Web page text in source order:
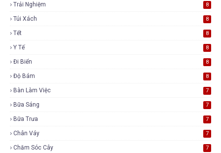
Trải Nghiệm 8
Túi Xách 8
Tết 8
Y Tế 8
Đi Biển 8
Độ Bám 8
Bàn Làm Việc 7
Bữa Sáng 7
Bữa Trưa 7
Chân Váy 7
Chăm Sóc Cây 7